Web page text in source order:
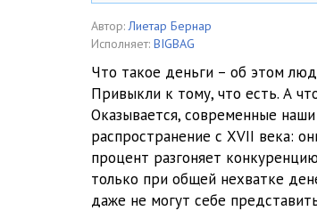
006_dud
008_dud
009_dud
010_dud
011_dud
Автор: Лиетар Бернар
Исполняет: BIGBAG
Что такое деньги – об этом
Привыкли к тому, что есть. А
Оказывается, современные
распространение с XVII века:
процент разгоняет
только при общей нехватке
даже не могут себе